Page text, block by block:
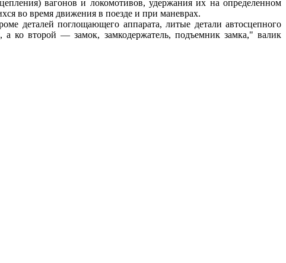
вагонов и локомотивов, удержания их на определенном
во время движения в поезде и при маневрах.
деталей поглощающего аппарата, литые детали автосцепного
ко второй — замок, замкодержатель, подъемник замка," валик